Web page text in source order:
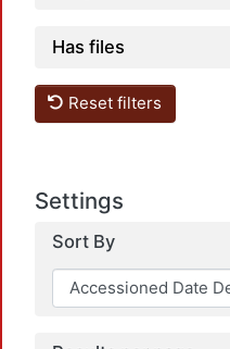
Has files
Reset filters
Settings
Sort By